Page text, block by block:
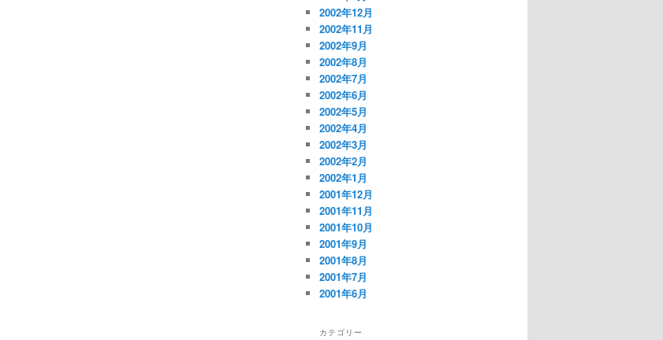
2002年12月
2002年11月
2002年9月
2002年8月
2002年7月
2002年6月
2002年5月
2002年4月
2002年3月
2002年2月
2002年1月
2001年12月
2001年11月
2001年10月
2001年9月
2001年8月
2001年7月
2001年6月
カテゴリー